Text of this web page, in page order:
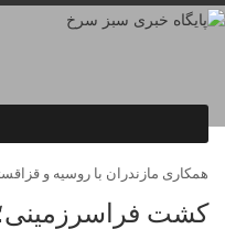
همکاری مازندران با روسیه و
کشت فراسرزمینی؛